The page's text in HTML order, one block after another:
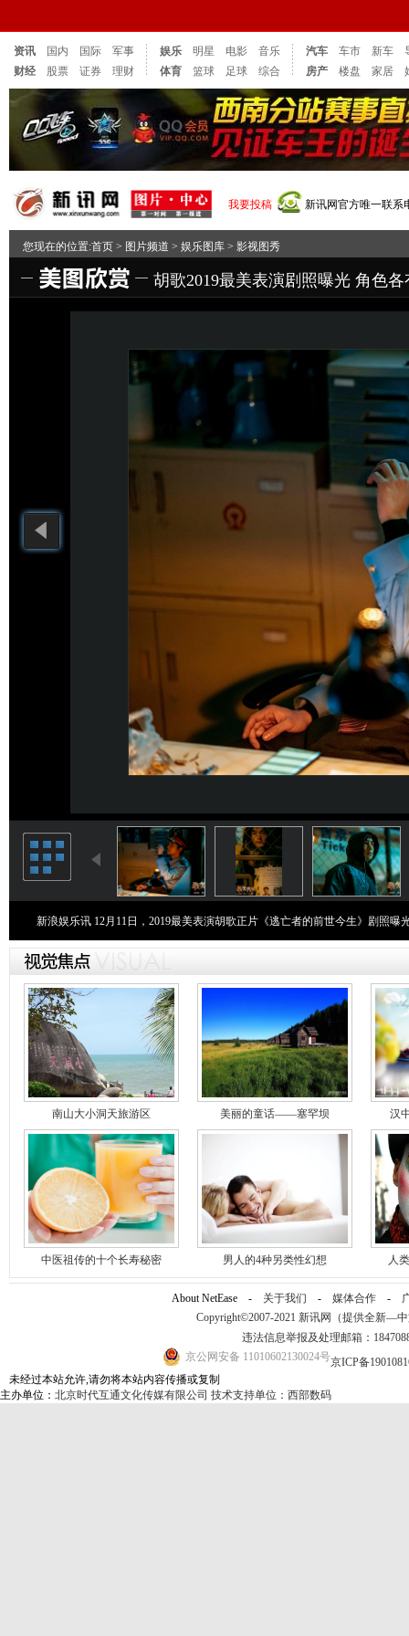
资讯 国内 国际
军事
财经
股票 证券 理财
娱乐 明星 电影
音乐
体育
篮球 足球 综合
汽车 车市 新车
房产
楼盘 家居
我要投稿 新讯网官方唯一联系
您现在的位置:首页 > 图片频道 > 娱乐图库 > 影视图秀
胡歌2019最美表演剧照曝光 角色
新浪娱乐讯 12月11日，2019最美表演胡歌正片《逃亡者的前世今生》剧照
南山大小洞天旅游区 美丽的童话——塞罕坝 汉
中医祖传的十个长寿秘密 男人的4种另类性幻想 人
About NetEase - 关于我们 - 媒体合作 -
Copyright©2007-2021 新讯网（提供全新—中
违法信息举报及处理邮箱：
京公网安备 11010602130024号京ICP备
未经过本站允许,请勿将本站内容传播或复制
主办单位： 北京时代互通文化传媒有限公司 技术支持单位：西部数码